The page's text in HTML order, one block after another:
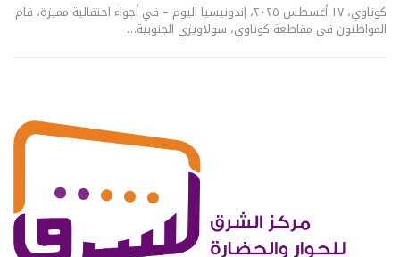
كوناوي، ١٧ أغسطس ٢٠٢٥، إندونيسيا اليوم – في أجواء احتفالية مميزة، قام
المواطنون في مقاطعة كوناوي، سولاويزي الجنوبية…